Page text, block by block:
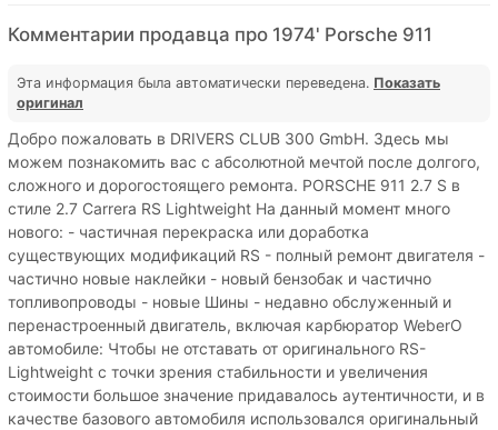
Комментарии продавца про 1974' Porsche 911
Эта информация была автоматически переведена. Показать
оригинал
Добро пожаловать в DRIVERS CLUB 300 GmbH. Здесь мы
можем познакомить вас с абсолютной мечтой после долгого,
сложного и дорогостоящего ремонта. PORSCHE 911 2.7 S в
стиле 2.7 Carrera RS Lightweight На данный момент много
нового: - частичная перекраска или доработка
существующих модификаций RS - полный ремонт двигателя -
частично новые наклейки - новый бензобак и частично
топливопроводы - новые Шины - недавно обслуженный и
перенастроенный двигатель, включая карбюратор WeberО
автомобиле: Чтобы не отставать от оригинального RS-
Lightweight с точки зрения стабильности и увеличения
стоимости большое значение придавалось аутентичности, и в
качестве базового автомобиля использовался оригинальный